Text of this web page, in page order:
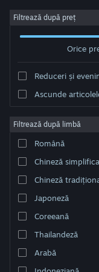
Conectează-te
Despre
Schimbă limba
Vezi site în versiunea
Filtrează după preț
Orice
Reduceri și
Ascunde
Filtrează după limbă
Română
Chineză
Chineză
Japoneză
Coreeană
Thailandeză
Arabă
Dezvoltator: 8-Bit
Sortează după